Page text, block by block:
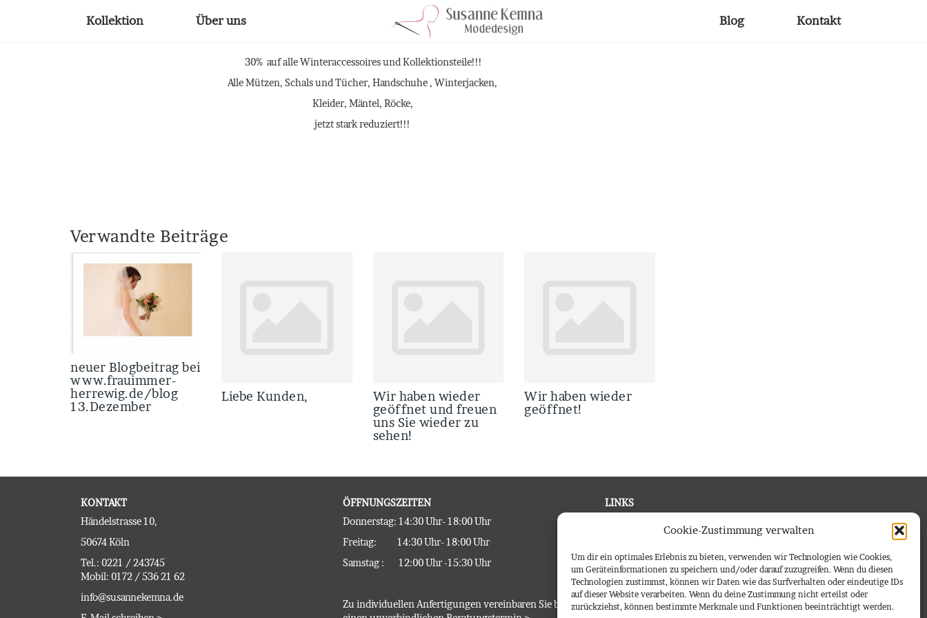
Cookie-Zustimmung verwalten
Um dir ein optimales Erlebnis zu bieten, verwenden wir Technologien wie Cookies,
um Geräteinformationen zu speichern und/oder darauf zuzugreifen. Wenn du diesen
Technologien zustimmst, können wir Daten wie das Surfverhalten oder eindeutige IDs
auf dieser Website verarbeiten. Wenn du deine Zustimmung nicht erteilst oder
zurückziehst, können bestimmte Merkmale und Funktionen beeinträchtigt werden.
Kollektion Über uns Blog Kontakt
30% auf alle Winteraccessoires und Kollektionsteile!!!
Alle Mützen, Schals und Tücher, Handschuhe , Winterjacken,
Kleider, Mäntel, Röcke,
jetzt stark reduziert!!!
Verwandte Beiträge
neuer Blogbeitrag bei
www.frauimmer-
herrewig.de/blog
13.Dezember
Liebe Kunden,
Wir haben wieder
geöffnet und freuen
uns Sie wieder zu
sehen!
Wir haben wieder
geöffnet!
KONTAKT
Händelstrasse 10,
50674 Köln
Tel.: 0221 / 243745
Mobil: 0172 / 536 21 62
info@susannekemna.de
ÖFFNUNGSZEITEN
Donnerstag: 14:30 Uhr- 18:00 Uhr
Freitag: 14:30 Uhr- 18:00 Uhr
Samstag : 12:00 Uhr -15:30 Uhr
Zu individuellen Anfertigungen vereinbaren Sie bitte
LINKS
Kontakt
AGB